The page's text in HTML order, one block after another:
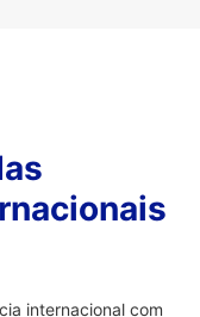
internacional com